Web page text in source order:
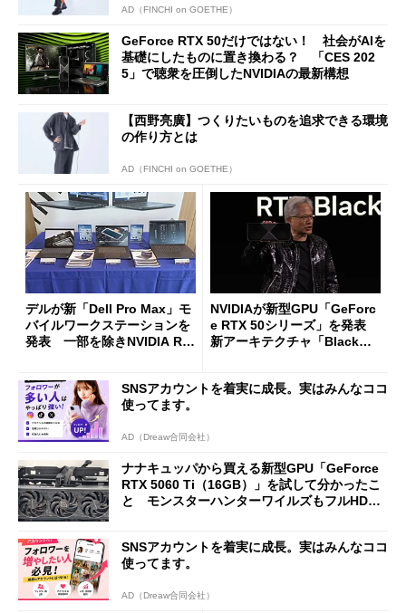
AD（FINCHI on GOETHE）
GeForce RTX 50だけではない！ 社会がAIを
基礎にしたものに置き換わる？ 「CES 202
5」で聴衆を圧倒したNVIDIAの最新構想
【西野亮廣】つくりたいものを追求できる環境
の作り方とは
AD（FINCHI on GOETHE）
デルが新「Dell Pro Max」モ
バイルワークステーションを
発表 一部を除きNVIDIA RT
NVIDIAが新型GPU「GeForc
e RTX 50シリーズ」を発表
新アーキテクチャ「Blackwel
SNSアカウントを着実に成長。実はみんなココ
使ってます。
AD（Dreaw合同会社）
ナナキュッパから買える新型GPU「GeForce
RTX 5060 Ti（16GB）」を試して分かったこ
と モンスターハンターワイルズもフルHD／
SNSアカウントを着実に成長。実はみんなココ
使ってます。
AD（Dreaw合同会社）